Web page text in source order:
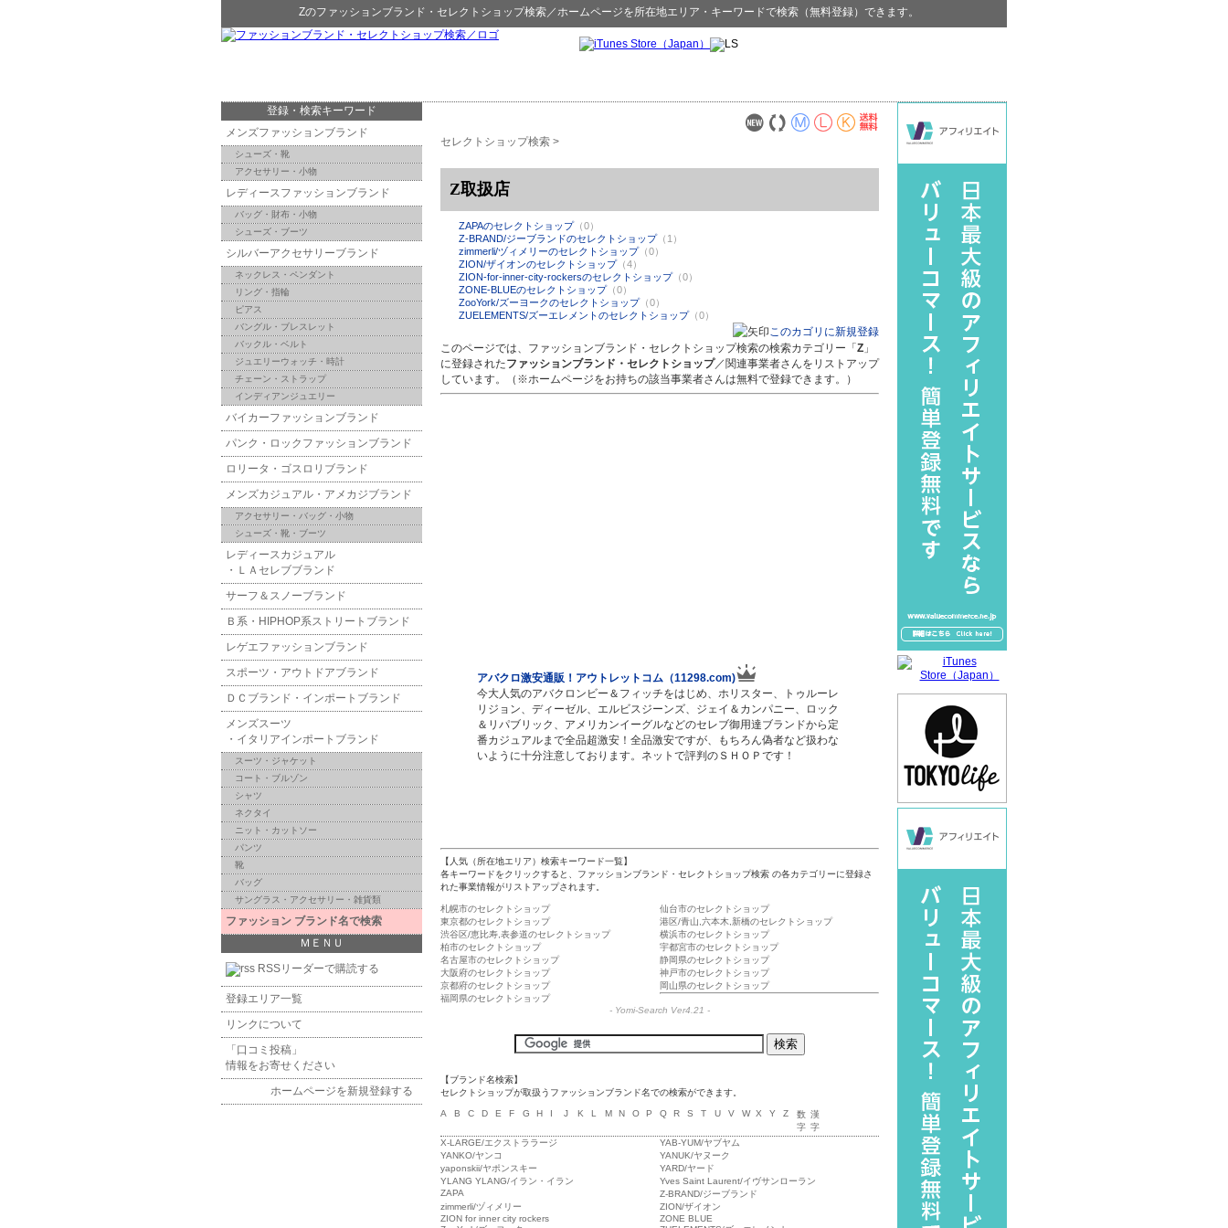
Zのファッションブランド・セレクトショップ検索／ホームページを所在地エリア・キーワードで検索（無料登録）できます。
セレクトショップ検索 >
Z取扱店
ZAPAのセレクトショップ（0）
Z-BRAND/ジーブランドのセレクトショップ（1）
zimmerli/ヅィメリーのセレクトショップ（0）
ZION/ザイオンのセレクトショップ（4）
ZION-for-inner-city-rockersのセレクトショップ（0）
ZONE-BLUEのセレクトショップ（0）
ZooYork/ズーヨークのセレクトショップ（0）
ZUELEMENTS/ズーエレメントのセレクトショップ（0）
このカゴリに新規登録
このページでは、ファッションブランド・セレクトショップ検索の検索カテゴリー「 Z 」
に登録されたファッションブランド・セレクトショップ／関連事業者さんをリストアップ
しています。（※ホームページをお持ちの該当事業者さんは無料で登録できます。）
アバクロ激安通販！アウトレットコム（11298.com)
今大人気のアバクロンビー＆フィッチをはじめ、ホリスター、トゥルーレ
リジョン、ディーゼル、エルビスジーンズ、ジェイ＆カンパニー、ロック
＆リパブリック、アメリカンイーグルなどのセレブ御用達ブランドから定
番カジュアルまで全品超激安！全品激安ですが、もちろん偽者など扱わな
いように十分注意しております。ネットで評判のＳＨＯＰです！
【人気（所在地エリア）検索キーワード一覧】
各キーワードをクリックすると、ファッションブランド・セレクトショップ検索 の各カテゴリーに登録さ
れた事業情報がリストアップされます。
札幌市のセレクトショップ
仙台市のセレクトショップ
東京都のセレクトショップ
港区/青山,六本木,新橋のセレクトショップ
渋谷区/恵比寿,表参道のセレクトショップ
横浜市のセレクトショップ
柏市のセレクトショップ
宇都宮市のセレクトショップ
名古屋市のセレクトショップ
静岡県のセレクトショップ
大阪府のセレクトショップ
神戸市のセレクトショップ
京都府のセレクトショップ
岡山県のセレクトショップ
福岡県のセレクトショップ
- Yomi-Search Ver4.21 -
【ブランド名検索】
セレクトショップが取扱うファッションブランド名での検索ができます。
A B C D E F G H I J K L M N O P Q R S T U V W X Y Z
数
字
漢
字
X-LARGE/エクストララージ
YAB-YUM/ヤブヤム
YANKO/ヤンコ
YANUK/ヤヌーク
yaponskii/ヤポンスキー
YARD/ヤード
YLANG YLANG/イラン・イラン
Yves Saint Laurent/イヴサンローラン
ZAPA
Z-BRAND/ジーブランド
zimmerli/ヅィメリー
ZION/ザイオン
ZION for inner city rockers
ZONE BLUE
登録・検索キーワード
メンズファッションブランド
シューズ・靴
アクセサリー・小物
レディースファッションブランド
バッグ・財布・小物
シューズ・ブーツ
シルバーアクセサリーブランド
ネックレス・ペンダント
リング・指輪
ピアス
バングル・ブレスレット
バックル・ベルト
ジュエリーウォッチ・時計
チェーン・ストラップ
インディアンジュエリー
バイカーファッションブランド
パンク・ロックファッションブランド
ロリータ・ゴスロリブランド
メンズカジュアル・アメカジブランド
アクセサリー・バッグ・小物
シューズ・靴・ブーツ
レディースカジュアル
・ＬＡセレブブランド
サーフ＆スノーブランド
Ｂ系・HIPHOP系ストリートブランド
レゲエファッションブランド
スポーツ・アウトドアブランド
ＤＣブランド・インポートブランド
メンズスーツ
・イタリアインポートブランド
スーツ・ジャケット
コート・ブルゾン
シャツ
ネクタイ
ニット・カットソー
パンツ
靴
バッグ
サングラス・アクセサリー・雑貨類
ファッション ブランド名で検索
ＭＥＮＵ
RSSリーダーで購読する
登録エリア一覧
リンクについて
「口コミ投稿」
情報をお寄せください
ホームページを新規登録する